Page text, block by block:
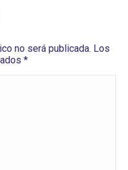
no será publicada. Los
*